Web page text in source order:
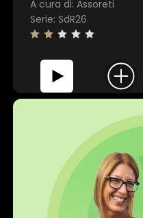
A cura di: Assoreti
Serie: SdR26